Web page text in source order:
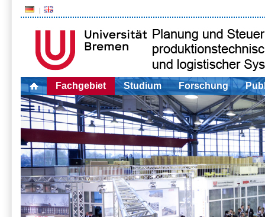
Fachgebiet Studium Forschung